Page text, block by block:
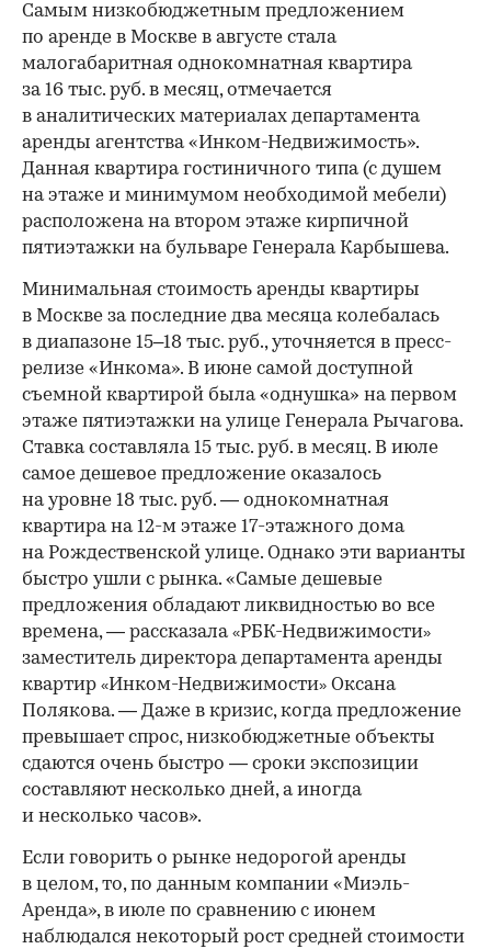
Самым низкобюджетным предложением
по аренде в Москве в августе стала
малогабаритная однокомнатная квартира
за 16 тыс. руб. в месяц, отмечается
в аналитических материалах департамента
аренды агентства «Инком-Недвижимость».
Данная квартира гостиничного типа (с душем
на этаже и минимумом необходимой мебели)
расположена на втором этаже кирпичной
пятиэтажки на бульваре Генерала Карбышева.
Минимальная стоимость аренды квартиры
в Москве за последние два месяца колебалась
в диапазоне 15–18 тыс. руб., уточняется в пресс-
релизе «Инкома». В июне самой доступной
съемной квартирой была «однушка» на первом
этаже пятиэтажки на улице Генерала Рычагова.
Ставка составляла 15 тыс. руб. в месяц. В июле
самое дешевое предложение оказалось
на уровне 18 тыс. руб. — однокомнатная
квартира на 12-м этаже 17-этажного дома
на Рождественской улице. Однако эти варианты
быстро ушли с рынка. «Самые дешевые
предложения обладают ликвидностью во все
времена, — рассказала «РБК-Недвижимости»
заместитель директора департамента аренды
квартир «Инком-Недвижимости» Оксана
Полякова. — Даже в кризис, когда предложение
превышает спрос, низкобюджетные объекты
сдаются очень быстро — сроки экспозиции
составляют несколько дней, а иногда
и несколько часов».
Если говорить о рынке недорогой аренды
в целом, то, по данным компании «Миэль-
Аренда», в июле по сравнению с июнем
наблюдался некоторый рост средней стоимости